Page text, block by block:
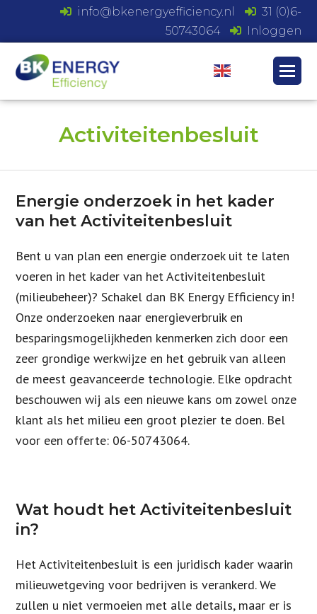
info@bkenergyefficiency.nl
31 (0)6-
50743064
Inloggen
Activiteitenbesluit
Energie onderzoek in het kader
van het Activiteitenbesluit
Bent u van plan een energie onderzoek uit te laten
voeren in het kader van het Activiteitenbesluit
(milieubeheer)? Schakel dan BK Energy Efficiency in!
Onze onderzoeken naar energieverbruik en
besparingsmogelijkheden kenmerken zich door een
zeer grondige werkwijze en het gebruik van alleen
de meest geavanceerde technologie. Elke opdracht
beschouwen wij als een nieuwe kans om zowel onze
klant als het milieu een groot plezier te doen. Bel
voor een offerte: 06-50743064.
Wat houdt het Activiteitenbesluit
in?
Het Activiteitenbesluit is een juridisch kader waarin
milieuwetgeving voor bedrijven is verankerd. We
zullen u niet vermoeien met alle details, maar er is